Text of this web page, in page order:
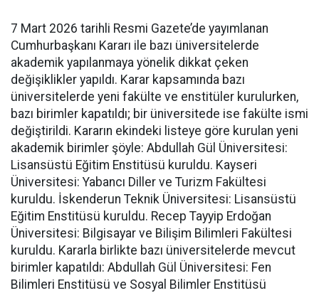
7 Mart 2026 tarihli Resmi Gazete’de yayımlanan
Cumhurbaşkanı Kararı ile bazı üniversitelerde
akademik yapılanmaya yönelik dikkat çeken
değişiklikler yapıldı. Karar kapsamında bazı
üniversitelerde yeni fakülte ve enstitüler kurulurken,
bazı birimler kapatıldı; bir üniversitede ise fakülte ismi
değiştirildi. Kararın ekindeki listeye göre kurulan yeni
akademik birimler şöyle: Abdullah Gül Üniversitesi:
Lisansüstü Eğitim Enstitüsü kuruldu. Kayseri
Üniversitesi: Yabancı Diller ve Turizm Fakültesi
kuruldu. İskenderun Teknik Üniversitesi: Lisansüstü
Eğitim Enstitüsü kuruldu. Recep Tayyip Erdoğan
Üniversitesi: Bilgisayar ve Bilişim Bilimleri Fakültesi
kuruldu. Kararla birlikte bazı üniversitelerde mevcut
birimler kapatıldı: Abdullah Gül Üniversitesi: Fen
Bilimleri Enstitüsü ve Sosyal Bilimler Enstitüsü